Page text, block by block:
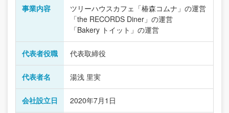
事業内容
ツリーハウスカフェ「椿森コムナ」の運営
「the RECORDS Diner」の運営
「Bakery トイット」の運営
代表者役職 代表取締役
代表者名 湯浅 里実
会社設立日 2020年7月1日